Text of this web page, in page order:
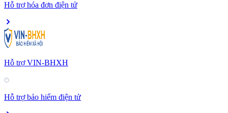
Hỗ trợ hóa đơn điện tử
Hỗ trợ VIN-BHXH
Hỗ trợ bảo hiểm điện tử